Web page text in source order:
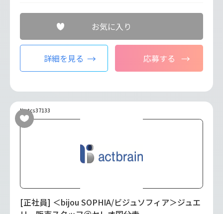
お気に入り
詳細を見る 応募する
No.tcs37133
[正社員] ＜bijou SOPHIA/ビジュソフィア＞ジュエ